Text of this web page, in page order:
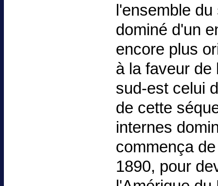
l'ensemble
dominé d'un
encore plus
à la faveur de
sud-est celui
de cette
internes
commença
1890, pour